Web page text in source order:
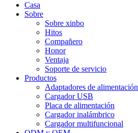
Casa
Sobre
Sobre xinbo
Hitos
Compañero
Honor
Ventaja
Soporte de servicio
Productos
Adaptadores de alimentación
Cargador USB
Placa de alimentación
Cargador inalámbrico
Cargador multifuncional